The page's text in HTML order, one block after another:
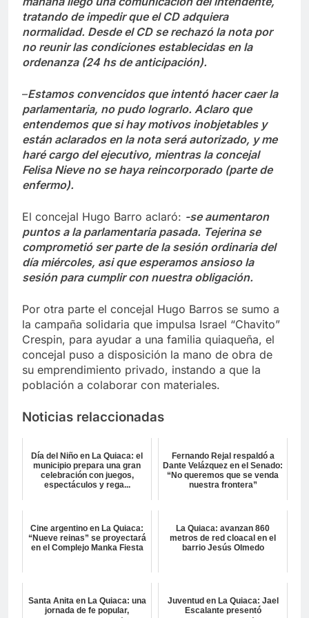
tratando de impedir que el CD adquiera
normalidad. Desde el CD se rechazó la nota por
no reunir las condiciones establecidas en la
ordenanza (24 hs de anticipación).
–Estamos convencidos que intentó hacer caer la
parlamentaria, no pudo lograrlo. Aclaro que
entendemos que si hay motivos inobjetables y
están aclarados en la nota será autorizado, y me
haré cargo del ejecutivo, mientras la concejal
Felisa Nieve no se haya reincorporado (parte de
enfermo).
El concejal Hugo Barro aclaró: -se aumentaron
puntos a la parlamentaria pasada. Tejerina se
comprometió ser parte de la sesión ordinaria del
día miércoles, asi que esperamos ansioso la
sesión para cumplir con nuestra obligación.
Por otra parte el concejal Hugo Barros se sumo a
la campaña solidaria que impulsa Israel “Chavito”
Crespin, para ayudar a una familia quiaqueña, el
concejal puso a disposición la mano de obra de
su emprendimiento privado, instando a que la
población a colaborar con materiales.
Noticias relaccionadas
Día del Niño en La Quiaca: el
municipio prepara una gran
celebración con juegos,
espectáculos y rega...
Fernando Rejal respaldó a
Dante Velázquez en el Senado:
“No queremos que se venda
nuestra frontera”
Cine argentino en La Quiaca:
“Nueve reinas” se proyectará
en el Complejo Manka Fiesta
La Quiaca: avanzan 860
metros de red cloacal en el
barrio Jesús Olmedo
Santa Anita en La Quiaca: una
jornada de fe popular,
Juventud en La Quiaca: Jael
Escalante presentó